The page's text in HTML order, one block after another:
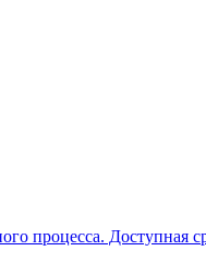
процесса. Доступная